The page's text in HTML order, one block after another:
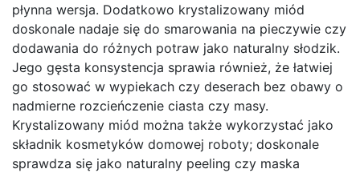
płynna wersja. Dodatkowo krystalizowany miód
doskonale nadaje się do smarowania na pieczywie czy
dodawania do różnych potraw jako naturalny słodzik.
Jego gęsta konsystencja sprawia również, że łatwiej
go stosować w wypiekach czy deserach bez obawy o
nadmierne rozcieńczenie ciasta czy masy.
Krystalizowany miód można także wykorzystać jako
składnik kosmetyków domowej roboty; doskonale
sprawdza się jako naturalny peeling czy maska